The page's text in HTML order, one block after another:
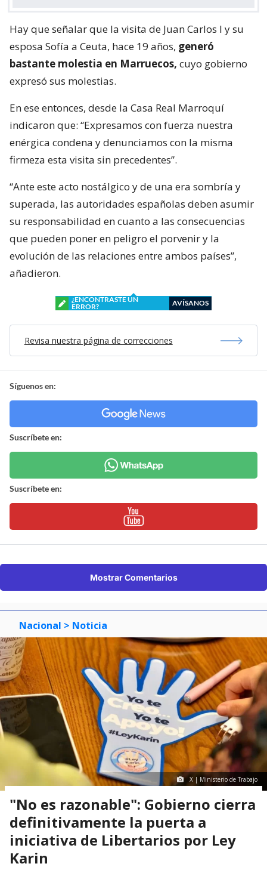
Hay que señalar que la visita de Juan Carlos I y su
esposa Sofía a Ceuta, hace 19 años, generó
bastante molestia en Marruecos, cuyo gobierno
expresó sus molestias.
En ese entonces, desde la Casa Real Marroquí
indicaron que: “Expresamos con fuerza nuestra
enérgica condena y denunciamos con la misma
firmeza esta visita sin precedentes”.
“Ante este acto nostálgico y de una era sombría y
superada, las autoridades españolas deben asumir
su responsabilidad en cuanto a las consecuencias
que pueden poner en peligro el porvenir y la
evolución de las relaciones entre ambos países”,
añadieron.
¿ENCONTRASTE UN
ERROR?
AVÍSANOS
Revisa nuestra página de correcciones
Síguenos en:
Suscríbete en:
Suscríbete en:
Mostrar Comentarios
Nacional > Noticia
X | Ministerio de Trabajo
"No es razonable": Gobierno cierra
definitivamente la puerta a
iniciativa de Libertarios por Ley
Karin